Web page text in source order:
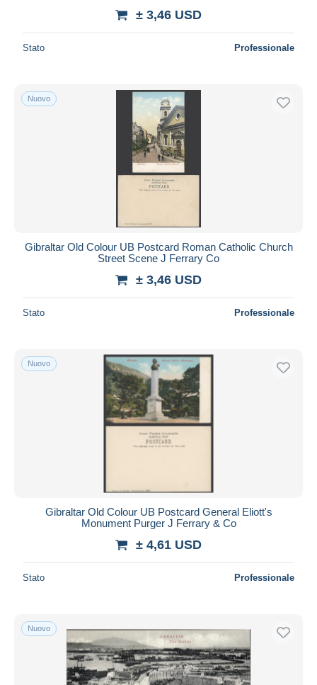
± 3,46 USD
Stato Professionale
Nuovo
Gibraltar Old Colour UB Postcard Roman Catholic Church
Street Scene J Ferrary Co
± 3,46 USD
Stato Professionale
Nuovo
Gibraltar Old Colour UB Postcard General Eliott's
Monument Purger J Ferrary & Co
± 4,61 USD
Stato Professionale
Nuovo